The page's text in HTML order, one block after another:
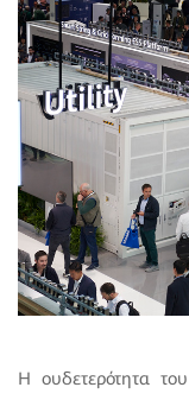
Η ουδετερότητα